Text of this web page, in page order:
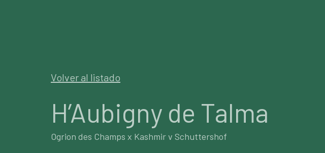
Volver al listado
H’Aubigny de Talma
Ogrion des Champs x Kashmir v Schuttershof